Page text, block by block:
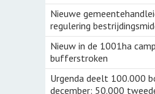
Nieuwe
regulering
Nieuw in de 1001ha
bufferstroken
Urgenda deelt 100.000
december: 50.000